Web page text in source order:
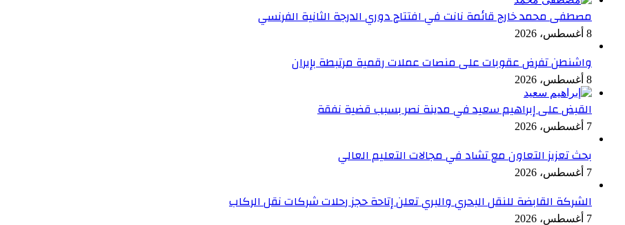
مصطفى محمد خارج قائمة نانت في افتتاح دوري الدرجة الثانية الفرنسي
8 أغسطس، 2026
واشنطن تفرض عقوبات على منصات عملات رقمية مرتبطة بإيران
8 أغسطس، 2026
القبض على إبراهيم سعيد في مدينة نصر بسبب قضية نفقة
7 أغسطس، 2026
بحث تعزيز التعاون مع تشاد في مجالات التعليم العالي
7 أغسطس، 2026
الشركة القابضة للنقل البحري والبري تعلن إتاحة حجز رحلات شركات نقل الركاب
7 أغسطس، 2026